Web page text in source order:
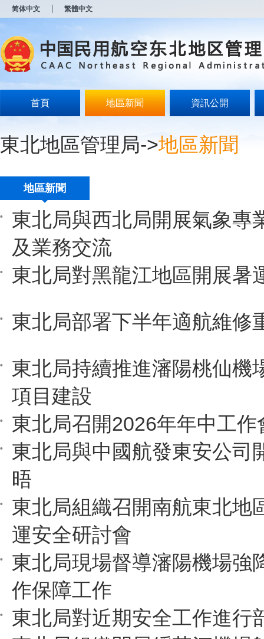
简体中文 繁體中文
首頁 地區新聞 資訊公開
東北地區管理局->地區新聞
地區新聞
東北局與西北局開展氣象專
及業務交流
東北局對黑龍江地區開展暑
東北局部署下半年適航維修
東北局持續推進瀋陽桃仙機
項目建設
東北局召開2026年年中工作
東北局與中國航發東安公司
晤
東北局組織召開南航東北地
運安全研討會
東北局現場督導瀋陽機場強
作保障工作
東北局對近期安全工作進行
开
无
障
说
Alt
加
导